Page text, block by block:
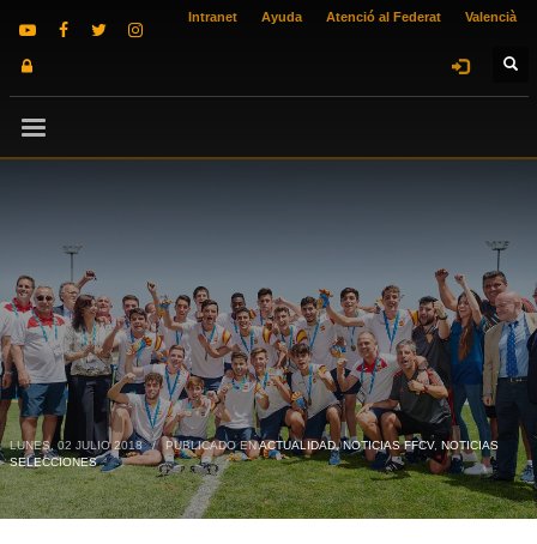
Intranet Ayuda Atenció al Federat Valencià
LUNES, 02 JULIO 2018 / PUBLICADO ENACTUALIDAD,NOTICIAS FFCV, NOTICIAS
SELECCIONES